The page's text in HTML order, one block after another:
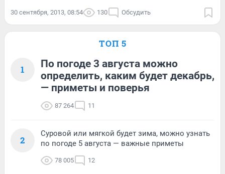
30 сентября, 2013, 08:54 130 Обсудить
ТОП 5
1
По погоде 3 августа можно
определить, каким будет декабрь,
— приметы и поверья
87 264 11
2
Суровой или мягкой будет зима, можно узнать
по погоде 5 августа — важные приметы
78 005 12